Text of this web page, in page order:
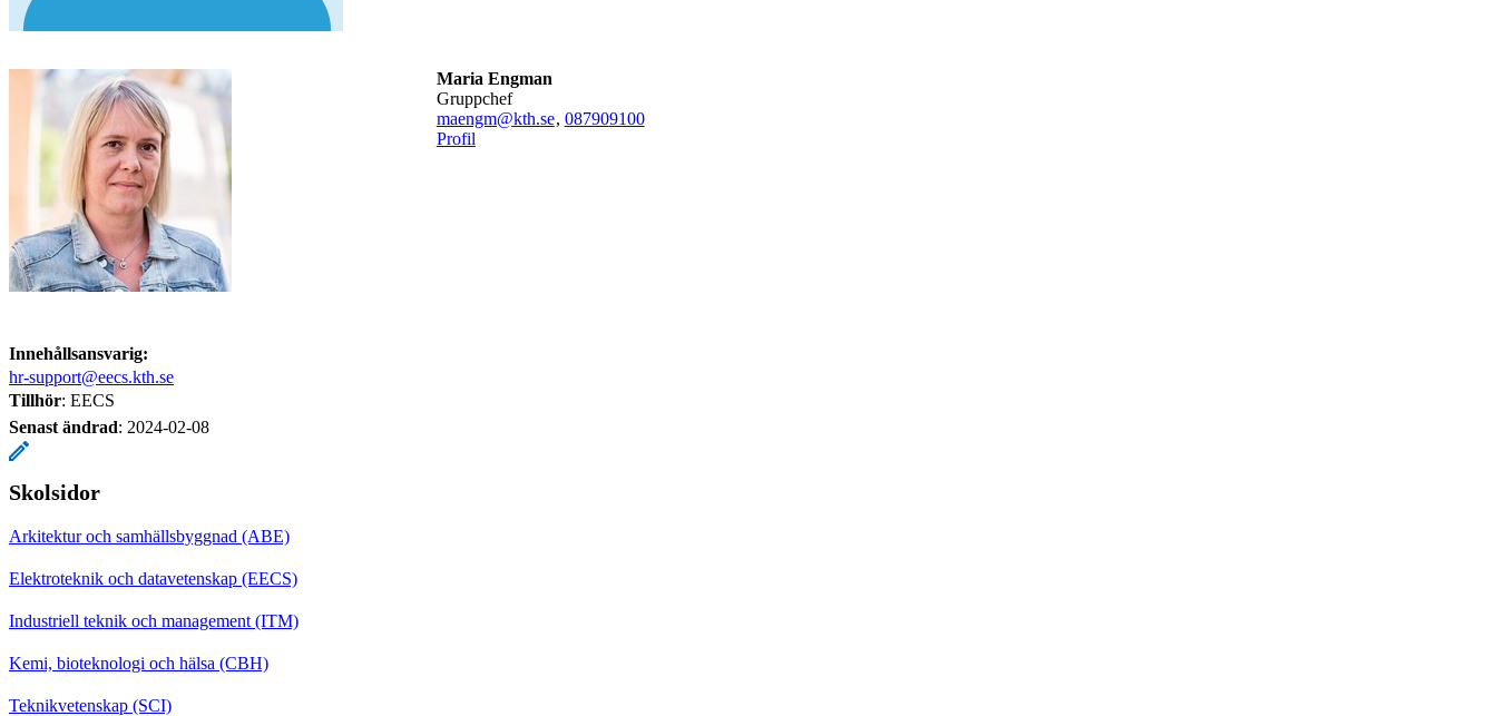
Maria Engman
gruppchef
maengm@kth.se, 087909100
Profil
Innehållsansvarig:
hr-support@eecs.kth.se
Tillhör: EECS
Senast ändrad: 2024-02-08
Skolsidor
Arkitektur och samhällsbyggnad (ABE)
Elektroteknik och datavetenskap (EECS)
Industriell teknik och management (ITM)
Kemi, bioteknologi och hälsa (CBH)
Teknikvetenskap (SCI)